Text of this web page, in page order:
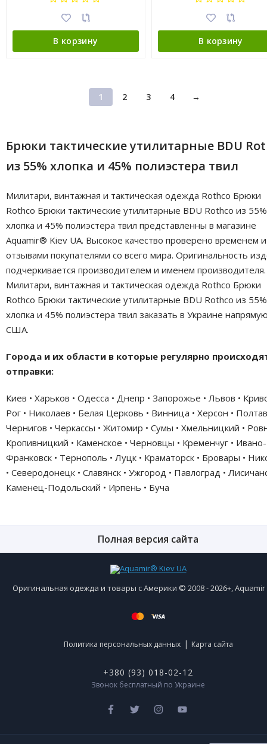
В корзину В корзину
1 2 3 4 →
Брюки тактические утилитарные BDU
из 55% хлопка и 45% полиэстера твил
Милитари, винтажная и тактическая одежда Rothco Брюки
Rothco Брюки тактические утилитарные BDU Rothco из 55%
хлопка и 45% полиэстера твил представленны в магазине
Aquamir® Kiev UA. Высокое качество проверено временем и
отзывами покупателями со всего мира. Оригинальность
подчеркивается производителем и именем производителя.
Милитари, винтажная и тактическая одежда Rothco Брюки
Rothco Брюки тактические утилитарные BDU Rothco из 55%
хлопка и 45% полиэстера твил заказать в Украине
США.
Города и их области в которые регулярно
отправки:
Киев • Харьков • Одесса • Днепр • Запорожье • Львов •
Рог • Николаев • Белая Церковь • Винница • Херсон •
Чернигов • Черкассы • Житомир • Сумы • Хмельницкий •
Кропивницкий • Каменское • Черновцы • Кременчуг • Ивано-
Франковск • Тернополь • Луцк • Краматорск • Бровары •
• Северодонецк • Славянск • Ужгород • Павлоград •
Каменец-Подольский • Ирпень • Буча
Полная версия сайта
Оригинальная одежда и товары с Америки © 2008 - 2026+,
Политика персональных данных | Карта сайта
+380 (93) 018-02-12
Звонок бесплатный по Украине